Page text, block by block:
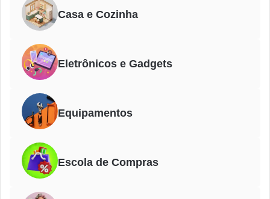
Casa e Cozinha
Eletrônicos e Gadgets
Equipamentos
Escola de Compras